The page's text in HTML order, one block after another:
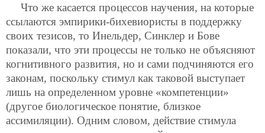
Что же касается процессов научения, на которые
ссылаются эмпирики-бихевиористы в поддержку
своих тезисов, то Инельдер, Синклер и Бове
показали, что эти процессы не только не объясняют
когнитивного развития, но и сами подчиняются его
законам, поскольку стимул как таковой выступает
лишь на определенном уровне «компетенции»
(другое биологическое понятие, близкое
ассимиляции). Одним словом, действие стимула